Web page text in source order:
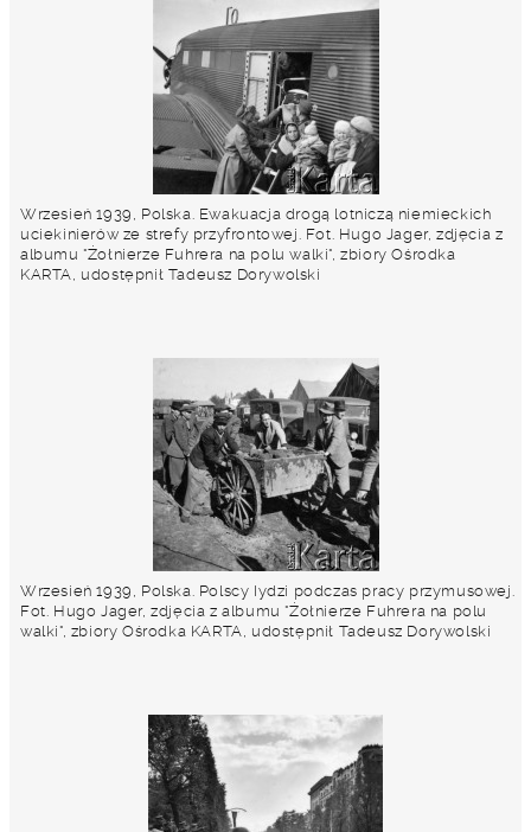
Wrzesień 1939, Polska. Ewakuacja drogą lotniczą niemieckich
uciekinierów ze strefy przyfrontowej. Fot. Hugo Jager, zdjęcia z
albumu "Żołnierze Fuhrera na polu walki", zbiory Ośrodka
KARTA, udostępnił Tadeusz Dorywolski
Wrzesień 1939, Polska. Polscy Iydzi podczas pracy przymusowej.
Fot. Hugo Jager, zdjęcia z albumu "Żołnierze Fuhrera na polu
walki", zbiory Ośrodka KARTA, udostępnił Tadeusz Dorywolski